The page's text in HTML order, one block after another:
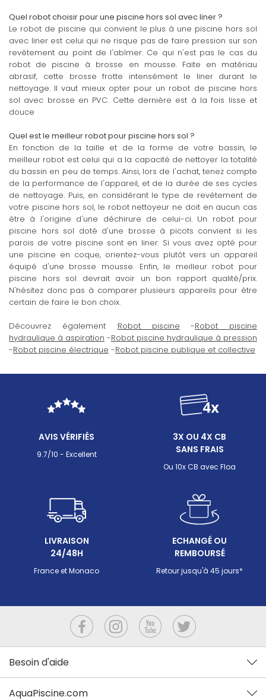
Quel robot choisir pour une piscine hors sol avec liner ?
Le robot de piscine qui convient le plus à une piscine hors sol
avec liner est celui qui ne risque pas de faire pression sur son
revêtement au point de l'abîmer. Ce qui n'est pas le cas du
robot de piscine à brosse en mousse. Faite en matériau
abrasif, cette brosse frotte intensément le liner durant le
nettoyage. Il vaut mieux opter pour un robot de piscine hors
sol avec brosse en PVC. Cette dernière est à la fois lisse et
douce
Quel est le meilleur robot pour piscine hors sol ?
En fonction de la taille et de la forme de votre bassin, le
meilleur robot est celui qui a la capacité de nettoyer la totalité
du bassin en peu de temps. Ainsi, lors de l'achat, tenez compte
de la performance de l'appareil, et de la durée de ses cycles
de nettoyage. Puis, en considérant le type de revêtement de
votre piscine hors sol, le robot nettoyeur ne doit en aucun cas
être à l'origine d'une déchirure de celui-ci. Un robot pour
piscine hors sol doté d'une brosse à picots convient si les
parois de votre piscine sont en liner. Si vous avez opté pour
une piscine en coque, orientez-vous plutôt vers un appareil
équipé d'une brosse mousse. Enfin, le meilleur robot pour
piscine hors sol devrait avoir un bon rapport qualité/prix.
N'hésitez donc pas à comparer plusieurs appareils pour être
certain de faire le bon choix.
Découvrez également :Robot piscine -Robot piscine
hydraulique à aspiration -Robot piscine hydraulique à pression
-Robot piscine électrique -Robot piscine publique et collective
AVIS VÉRIFIÉS
9.7/10 - Excellent
3X OU 4X CB
SANS FRAIS
Ou 10x CB avec Floa
LIVRAISON
24/48H
France et Monaco
ECHANGÉ OU
REMBOURSÉ
Retour jusqu'à 45 jours*
Besoin d'aide
AquaPiscine.com